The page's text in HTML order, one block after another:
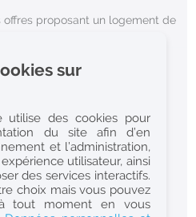
offres proposant un logement de
par métier
(H/F)
F)
année validée (H/F)
- Esthéticienne (H/F)
sur
utilise des cookies pour
du site afin d’en
et l’administration,
utilisateur, ainsi
des services interactifs.
choix mais vous pouvez
tout moment en vous